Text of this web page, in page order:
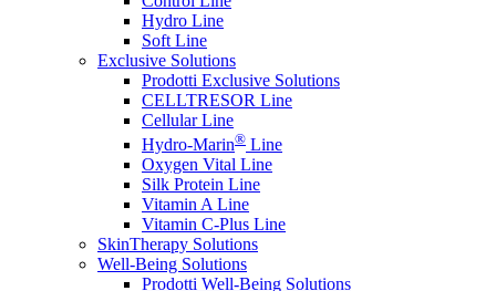
Hydro Line
Soft Line
Exclusive Solutions
Prodotti Exclusive Solutions
CELLTRESOR Line
Cellular Line
Hydro-Marin® Line
Oxygen Vital Line
Silk Protein Line
Vitamin A Line
Vitamin C-Plus Line
SkinTherapy Solutions
Well-Being Solutions
Prodotti Well-Being Solutions